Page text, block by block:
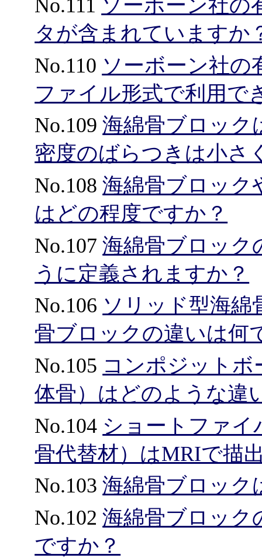
No.111 ソーボーン社の
タが含まれていますか
No.110 ソーボーン社の
ファイル形式で利用で
No.109海綿骨ブロック
密度のばらつきは小さ
No.108海綿骨ブロック
はどの程度ですか？
No.107海綿骨ブロック
うに定義されますか？
No.106 ソリッド型海綿
骨ブロックの違いは何
No.105 コンポジット
体骨）はどのような違
No.104 ショートファ
骨代替材）はMRIで描
No.103海綿骨ブロック
No.102海綿骨ブロック
ですか？